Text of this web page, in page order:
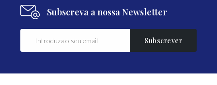
Subscreva a nossa Newsletter
Subscrever